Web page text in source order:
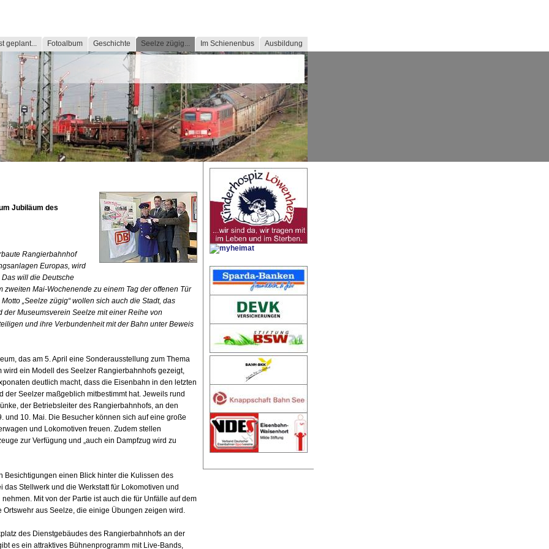
geplant... Fotoalbum Geschichte Seelze zügig... Im Schienenbus Ausbildung
Jubiläum des
Rangierbahnhof
Europas, wird
will die Deutsche
zweiten Mai-Wochenende zu einem Tag der offenen Tür
„Seelze zügig“ wollen sich auch die Stadt, das
der Museumsverein Seelze mit einer Reihe von
und ihre Verbundenheit mit der Bahn unter Beweis
das am 5. April eine Sonderausstellung zum Thema
wird ein Modell des Seelzer Rangierbahnhofs gezeigt,
deutlich macht, dass die Eisenbahn in den letzten
der Seelzer maßgeblich mitbestimmt hat. Jeweils rund
der Betriebsleiter des Rangierbahnhofs, an den
und 10. Mai. Die Besucher können sich auf eine große
und Lokomotiven freuen. Zudem stellen
zur Verfügung und „auch ein Dampfzug wird zu
Besichtigungen einen Blick hinter die Kulissen des
Stellwerk und die Werkstatt für Lokomotiven und
Mit von der Partie ist auch die für Unfälle auf dem
aus Seelze, die einige Übungen zeigen wird.
des Dienstgebäudes des Rangierbahnhofs an der
es ein attraktives Bühnenprogramm mit Live-Bands,